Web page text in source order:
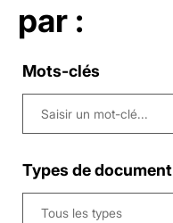
par :
Mots-clés
Types de document
Tous les types